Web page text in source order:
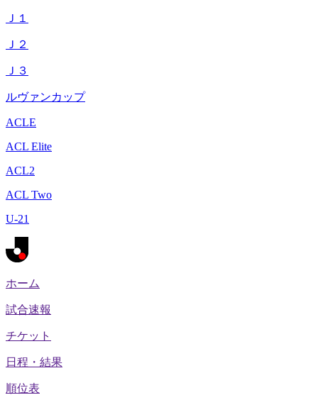
Ｊ１
Ｊ２
Ｊ３
ルヴァンカップ
ACLE
ACL Elite
ACL2
ACL Two
U-21
ホーム
試合速報
チケット
日程・結果
順位表